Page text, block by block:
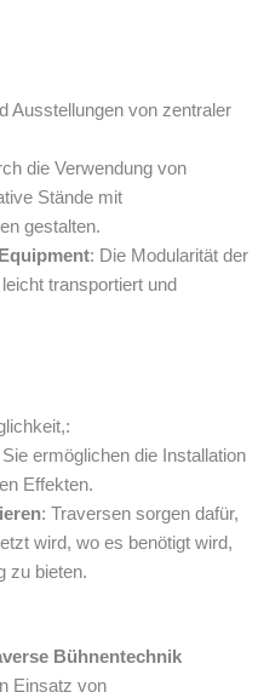
Ausstellungen von zentraler
die Verwendung von
Stände mit
gestalten.
: Die Modularität der
transportiert und
Sie ermöglichen die Installation
Effekten.
: Traversen sorgen dafür,
wird, wo es benötigt wird,
zu bieten.
Bühnentechnik
Einsatz von